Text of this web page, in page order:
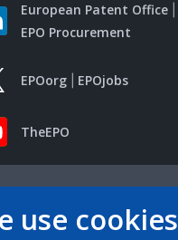
European Patent Office
EPO Procurement
EPOorg EPOjobs
TheEPO
use cookies